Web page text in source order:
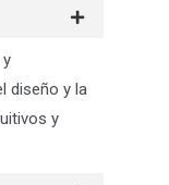
diseño y la
y